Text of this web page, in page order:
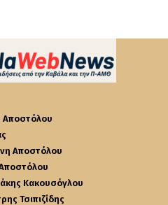
Αποστόλου
Αποστόλου
Κακουσόγλου
Τσιπιζίδης